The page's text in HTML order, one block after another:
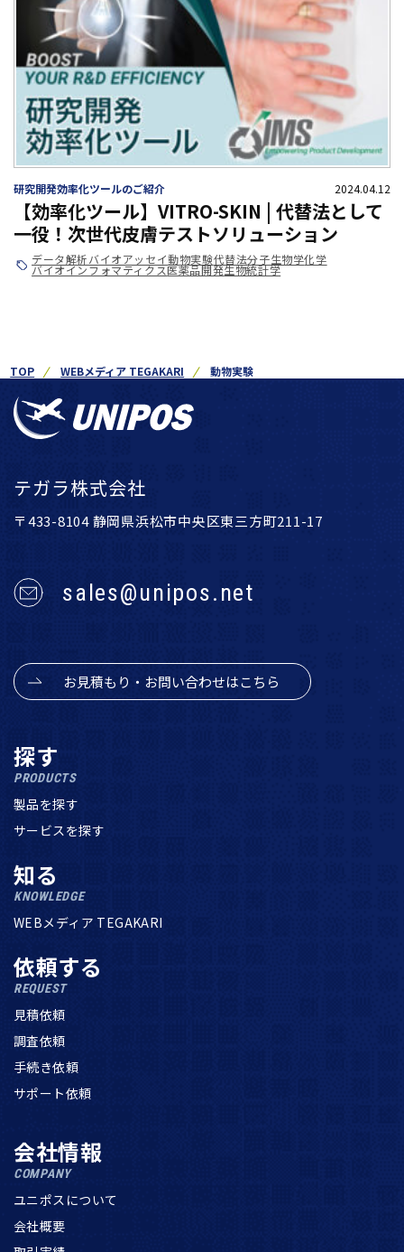
研究開発効率化ツールのご紹介 2024.04.12
【効率化ツール】VITRO-SKIN | 代替法として
一役！次世代皮膚テストソリューション
データ解析バイオアッセイ動物実験代替法分子生物学化学
バイオインフォマティクス医薬品開発生物統計学
TOP WEBメディア TEGAKARI 動物実験
テガラ株式会社
〒433-8104 静岡県浜松市中央区東三方町211-17
sales@unipos.net
お見積もり・お問い合わせはこちら
探す
PRODUCTS
製品を探す
サービスを探す
知る
KNOWLEDGE
WEBメディア TEGAKARI
依頼する
REQUEST
見積依頼
調査依頼
手続き依頼
サポート依頼
会社情報
COMPANY
ユニポスについて
会社概要